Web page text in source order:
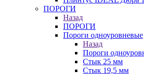
ПОРОГИ
Назад
ПОРОГИ
Пороги одноуровневые
Назад
Пороги
Стык 25 мм
Стык 19,5 мм